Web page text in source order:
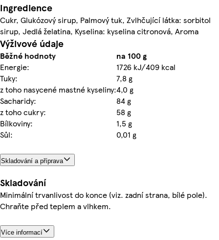
Ingredience
Cukr, Glukózový sirup, Palmový tuk, Zvlhčující látka: sorbitol
sirup, Jedlá želatina, Kyselina: kyselina citronová, Aroma
Výživové údaje
Běžné hodnoty
na 100 g
Energie:
1726 kJ/409 kcal
Tuky:
7,8 g
z toho nasycené mastné kyseliny:4,0 g
Sacharidy:
84 g
z toho cukry:
58 g
Bílkoviny:
1,5 g
Sůl:
0,01 g
Skladování a příprava
Skladování
Minimální trvanlivost do konce (viz. zadní strana, bílé pole).
Chraňte před teplem a vlhkem.
Více informací